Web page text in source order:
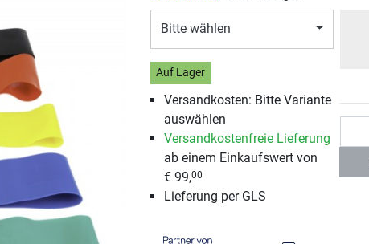
Bitte wählen
Auf Lager
Versandkosten: Bitte Variante
auswählen
Versandkostenfreie Lieferung
ab einem Einkaufswert von
€ 99,00
Lieferung per GLS